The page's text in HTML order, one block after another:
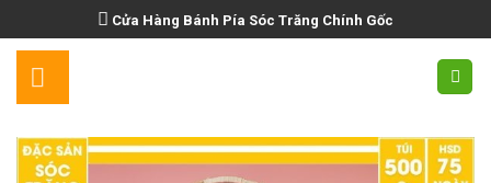
to
content
Cửa Hàng Bánh Pía Sóc Trăng Chính Gốc